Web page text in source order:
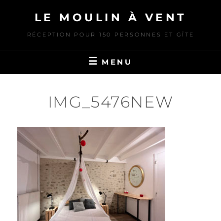
content
LE MOULIN À VENT
RÉCEPTION POUR 150 PERSONNES ET GÎTE
MENU
IMG_5476NEW